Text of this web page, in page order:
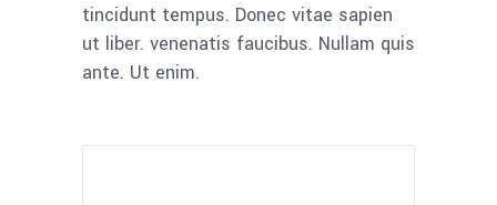
tincidunt tempus. Donec vitae sapien
ut liber. venenatis faucibus. Nullam quis
ante. Ut enim.